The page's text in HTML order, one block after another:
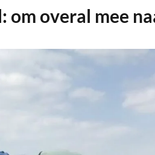
om overal mee